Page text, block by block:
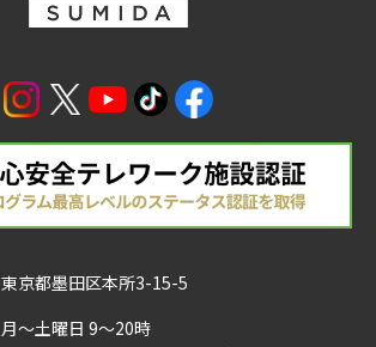
東京都墨田区本所3-15-5
月～土曜日 9～20時